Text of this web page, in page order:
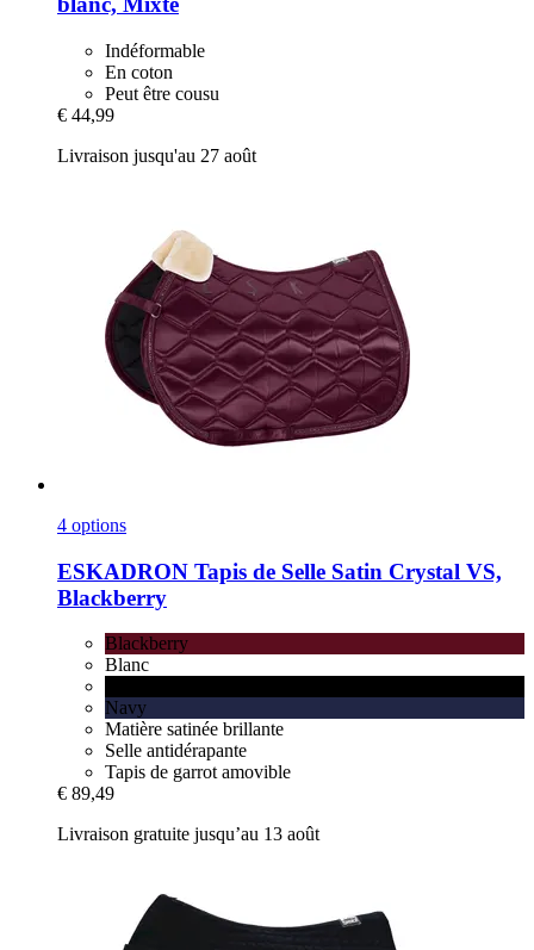
Indéformable
En coton
Peut être cousu
€ 44,99
Livraison jusqu'au 27 août
4 options
ESKADRON Tapis de Selle Satin Crystal VS,
Blackberry
Blackberry
Blanc
Navy
Matière satinée brillante
Selle antidérapante
Tapis de garrot amovible
€ 89,49
Livraison gratuite jusqu’au 13 août